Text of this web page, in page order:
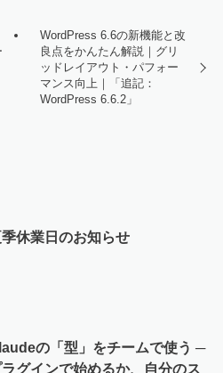
WordPress 6.6の新機能と改
良点をかんたん解説｜グリ
ッドレイアウト・パフォー
マンス向上｜「追記：
WordPress 6.6.2」
休業日のお知らせ
の「型」をチームで使う ─
グインで始めるか、自分のス